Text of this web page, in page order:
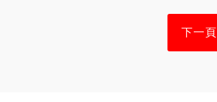
下一頁